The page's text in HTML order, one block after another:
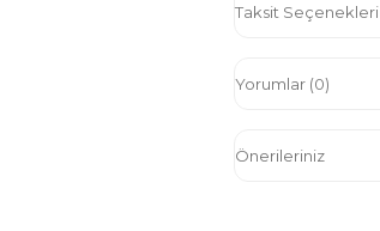
Taksit Seçenekleri
Yorumlar (0)
Önerileriniz